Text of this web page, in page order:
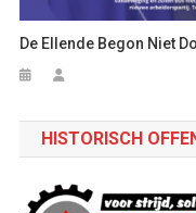
De Ellende Begon Niet
HISTORISCH